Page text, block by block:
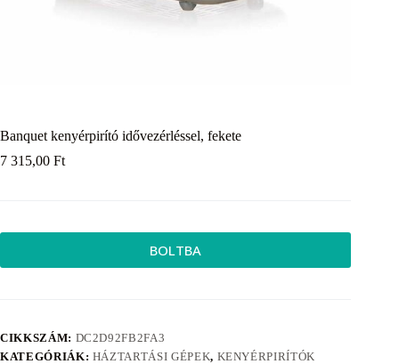
Banquet kenyérpirító idővezérléssel, fekete
7 315,00 Ft
BOLTBA
CIKKSZÁM: DC2D92FB2FA3
KATEGÓRIÁK: HÁZTARTÁSI GÉPEK, KENYÉRPIRÍTÓK